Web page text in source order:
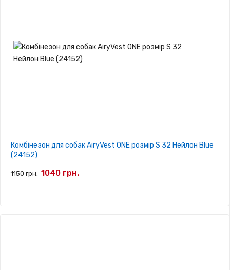
Комбінезон для собак AiryVest ONE розмір S 32 Нейлон Blue
(24152)
1150 грн. 1040 грн.